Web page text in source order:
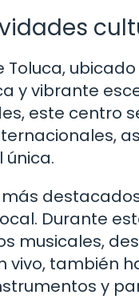
Toluca,
y vibrante
este centro
única.
Durante
musicales,
vivo, también
y